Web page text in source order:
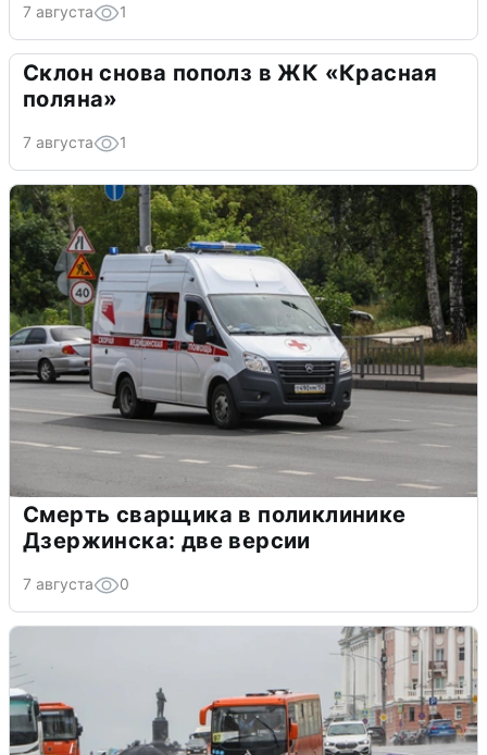
7 августа 1
Склон снова пополз в ЖК «Красная
поляна»
7 августа 1
Смерть сварщика в поликлинике
Дзержинска: две версии
7 августа 0